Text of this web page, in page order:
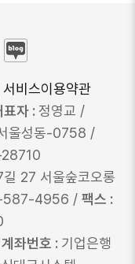
서비스이용약관
표자 :정영교 /
울성동-0758 /
27 서울숲코오롱
587-4956 / 팩스 :
계좌번호 : 기업은행